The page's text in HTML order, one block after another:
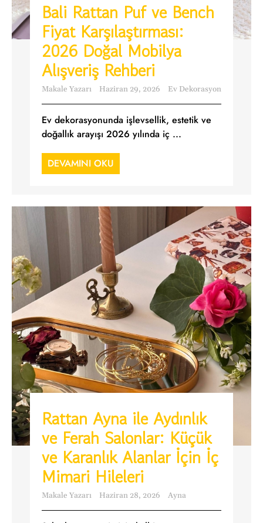
Bali Rattan Puf ve Bench
Fiyat Karşılaştırması:
2026 Doğal Mobilya
Alışveriş Rehberi
Makale Yazarı Haziran 29, 2026 Ev Dekorasyon
Ev dekorasyonunda işlevsellik, estetik ve
doğallık arayışı 2026 yılında iç ...
DEVAMINI OKU
Rattan Ayna ile Aydınlık
ve Ferah Salonlar: Küçük
ve Karanlık Alanlar İçin İç
Mimari Hileleri
Makale Yazarı Haziran 28, 2026 Ayna